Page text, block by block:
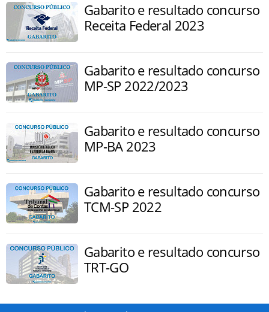
Gabarito e resultado concurso
Receita Federal 2023
Gabarito e resultado concurso
MP-SP 2022/2023
Gabarito e resultado concurso
MP-BA 2023
Gabarito e resultado concurso
TCM-SP 2022
Gabarito e resultado concurso
TRT-GO